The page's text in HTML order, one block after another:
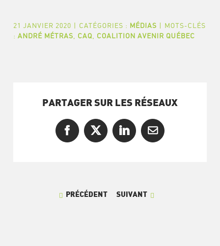
21 JANVIER 2020 | CATÉGORIES : MÉDIAS | MOTS-CLÉS
: ANDRÉ MÉTRAS CAQ COALITION AVENIR QUÉBEC
PARTAGER SUR LES RÉSEAUX
Facebook
X LinkedInCourriel
PRÉCÉDENT SUIVANT